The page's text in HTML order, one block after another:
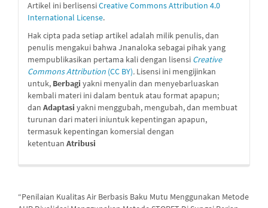
Artikel ini berlisensiCreative Commons Attribution 4.0
International License.
Hak cipta pada setiap artikel adalah milik penulis, dan
penulis mengakui bahwa Jnanaloka sebagai pihak yang
mempublikasikan pertama kali dengan lisensi Creative
Commons Attribution (CC BY). Lisensi ini mengijinkan
untuk, Berbagi yakni menyalin dan menyebarluaskan
kembali materi ini dalam bentuk atau format apapun;
dan Adaptasi yakni menggubah, mengubah, dan membuat
turunan dari materi iniuntuk kepentingan apapun,
termasuk kepentingan komersial dengan
ketentuan Atribusi
“Penilaian Kualitas Air Berbasis Baku Mutu Menggunakan Metode